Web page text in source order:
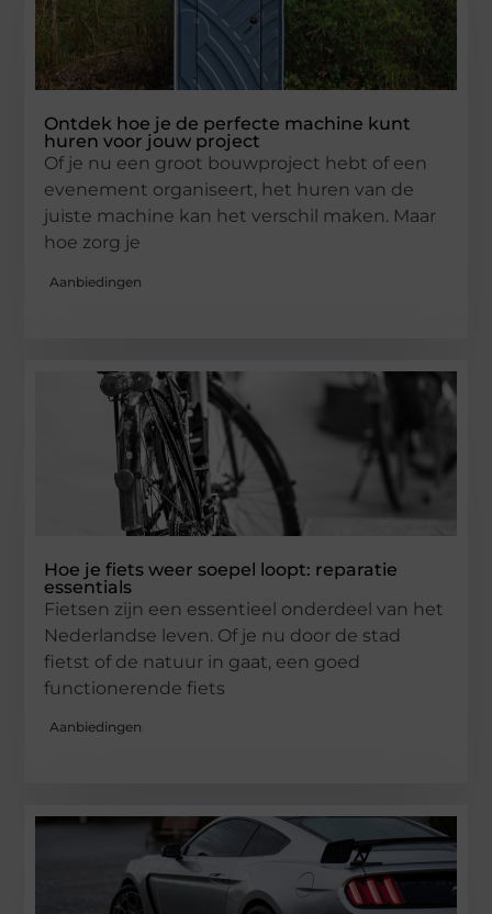
Ontdek hoe je de perfecte machine kunt
huren voor jouw project
Of je nu een groot bouwproject hebt of een
evenement organiseert, het huren van de
juiste machine kan het verschil maken. Maar
hoe zorg je
Aanbiedingen
Hoe je fiets weer soepel loopt: reparatie
essentials
Fietsen zijn een essentieel onderdeel van het
Nederlandse leven. Of je nu door de stad
fietst of de natuur in gaat, een goed
functionerende fiets
Aanbiedingen